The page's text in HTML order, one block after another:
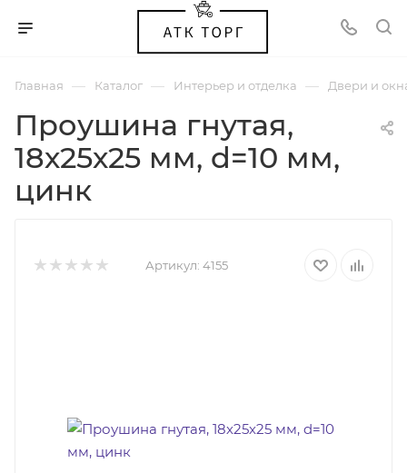
Главная — Каталог — Интерьер и отделка — Двери и
Проушина гнутая,
18х25х25 мм, d=10 мм,
цинк
Артикул: 4155